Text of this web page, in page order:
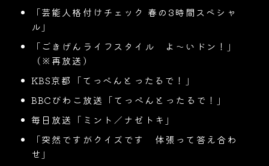
「芸能人格付けチェック 春の3時間スペシャ
ル」
「ごきげんライフスタイル よ〜いドン！」
（※再放送）
KBS京都「てっぺんとったるで！」
BBCびわこ放送「てっぺんとったるで！」
毎日放送「ミント／ナゼトキ」
「突然ですがクイズです 体張って答え合わ
せ」